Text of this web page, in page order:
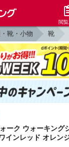
閲
靴・小物 靴
ーク ウォーキング
インレッド オレン